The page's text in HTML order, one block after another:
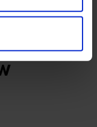
potrzeb